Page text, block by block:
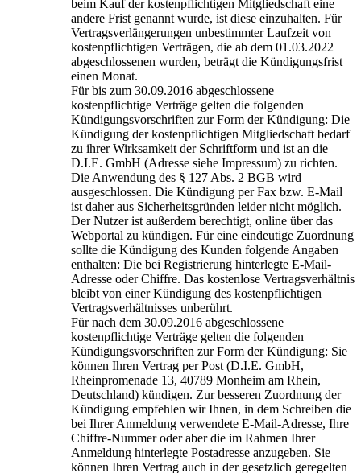
beim Kauf der kostenpflichtigen Mitgliedschaft eine
andere Frist genannt wurde, ist diese einzuhalten. Für
Vertragsverlängerungen unbestimmter Laufzeit von
kostenpflichtigen Verträgen, die ab dem 01.03.2022
abgeschlossenen wurden, beträgt die Kündigungsfrist
einen Monat.
Für bis zum 30.09.2016 abgeschlossene
kostenpflichtige Verträge gelten die folgenden
Kündigungsvorschriften zur Form der Kündigung: Die
Kündigung der kostenpflichtigen Mitgliedschaft bedarf
zu ihrer Wirksamkeit der Schriftform und ist an die
D.I.E. GmbH (Adresse siehe Impressum) zu richten.
Die Anwendung des § 127 Abs. 2 BGB wird
ausgeschlossen. Die Kündigung per Fax bzw. E-Mail
ist daher aus Sicherheitsgründen leider nicht möglich.
Der Nutzer ist außerdem berechtigt, online über das
Webportal zu kündigen. Für eine eindeutige Zuordnung
sollte die Kündigung des Kunden folgende Angaben
enthalten: Die bei Registrierung hinterlegte E-Mail-
Adresse oder Chiffre. Das kostenlose Vertragsverhältnis
bleibt von einer Kündigung des kostenpflichtigen
Vertragsverhältnisses unberührt.
Für nach dem 30.09.2016 abgeschlossene
kostenpflichtige Verträge gelten die folgenden
Kündigungsvorschriften zur Form der Kündigung: Sie
können Ihren Vertrag per Post (D.I.E. GmbH,
Rheinpromenade 13, 40789 Monheim am Rhein,
Deutschland) kündigen. Zur besseren Zuordnung der
Kündigung empfehlen wir Ihnen, in dem Schreiben die
bei Ihrer Anmeldung verwendete E-Mail-Adresse, Ihre
Chiffre-Nummer oder aber die im Rahmen Ihrer
Anmeldung hinterlegte Postadresse anzugeben. Sie
können Ihren Vertrag auch in der gesetzlich geregelten